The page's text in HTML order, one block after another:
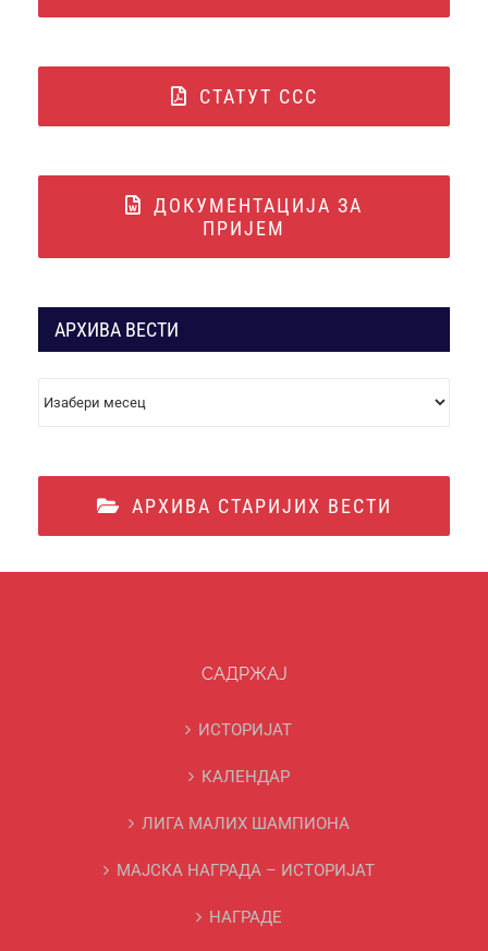
СТАТУТ ССС
ДОКУМЕНТАЦИЈА ЗА
ПРИЈЕМ
АРХИВА ВЕСТИ
ВЕСТИ
АРХИВА СТАРИЈИХ ВЕСТИ
САДРЖАЈ
ИСТОРИЈАТ
КАЛЕНДАР
ЛИГА МАЛИХ ШАМПИОНА
МАЈСКА НАГРАДА – ИСТОРИЈАТ
НАГРАДЕ